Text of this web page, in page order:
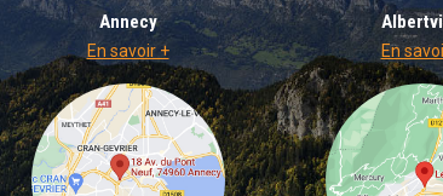
Annecy
En savoir + En